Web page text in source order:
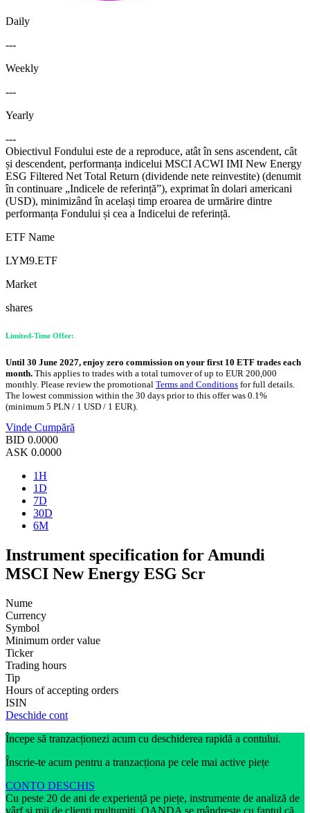
Daily
---
Weekly
---
Yearly
---
Obiectivul Fondului este de a reproduce, atât în sens ascendent, cât
și descendent, performanța indicelui MSCI ACWI IMI New Energy
ESG Filtered Net Total Return (dividende nete reinvestite) (denumit
în continuare „Indicele de referință”), exprimat în dolari americani
(USD), minimizând în același timp eroarea de urmărire dintre
performanța Fondului și cea a Indicelui de referință.
ETF Name
LYM9.ETF
Market
shares
Limited-Time Offer:
Until 30 June 2027, enjoy zero commission on your first 10 ETF trades each
month. This applies to trades with a total turnover of up to EUR 200,000
monthly. Please review the promotional Terms and Conditions for full details.
The lowest commission within the 30 days prior to this offer was 0.1%
(minimum 5 PLN / 1 USD / 1 EUR).
Vinde Cumpără
BID 0.0000
ASK 0.0000
1H
1D
7D
30D
6M
Instrument specification for Amundi
MSCI New Energy ESG Scr
Nume
Currency
Symbol
Minimum order value
Ticker
Trading hours
Tip
Hours of accepting orders
ISIN
Deschide cont
Începe să tranzacționezi acum cu deschiderea rapidă a contului.
Înscrie-te acum pentru a tranzacționa pe cele mai active piețe
CONTO DESCHIS
Cu peste 20 de ani de experiență pe piețe, instrumente de analiză de
vârf și mii de clienți mulțumiți, OANDA se mândrește cu faptul că